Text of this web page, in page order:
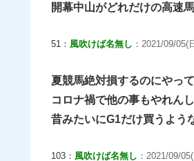
開幕中山がどれだけの高速
51： 風吹けば名無し ：2021/09/
夏競馬絶対損するのにやっ
コロナ禍で他の事もやれんし
昔みたいにG1だけ買うよう
103： 風吹けば名無し ：2021/09/